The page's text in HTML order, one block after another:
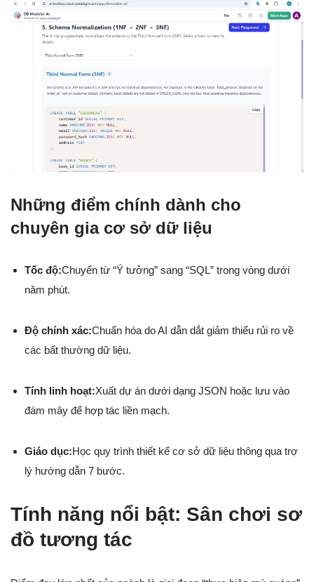
Những điểm chính dành cho
chuyên gia cơ sở dữ liệu
Tốc độ:Chuyển từ “Ý tưởng” sang “SQL” trong vòng dưới
năm phút.
Độ chính xác:Chuẩn hóa do AI dẫn dắt giảm thiểu rủi ro về
các bất thường dữ liệu.
Tính linh hoạt:Xuất dự án dưới dạng JSON hoặc lưu vào
đám mây để hợp tác liền mạch.
Giáo dục:Học quy trình thiết kế cơ sở dữ liệu thông qua trợ
lý hướng dẫn 7 bước.
Tính năng nổi bật: Sân chơi sơ
đồ tương tác